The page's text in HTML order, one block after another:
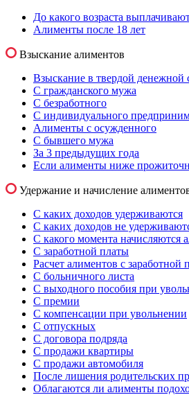
До какого возраста
Алименты после 18 лет
Взыскание алиментов
Взыскание в твердой денежной
С гражданского мужа
С безработного
С индивидуального
Алименты с осужденного
С бывшего мужа
За 3 предыдущих года
Если алименты ниже
Удержание и начисление
С каких доходов удерживаются
С каких доходов не
С какого момента начисляются
С заработной платы
Расчет алиментов с заработной
С больничного листа
С выходного пособия при
С премии
С компенсации при увольнении
С отпускных
С договора подряда
С продажи квартиры
С продажи автомобиля
После лишения родительских
Облагаются ли алименты